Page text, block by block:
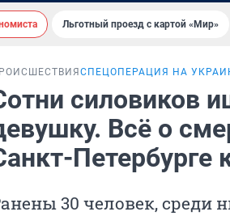
Льготный проезд с картой «Мир»
СПЕЦОПЕРАЦИЯ НА
силовиков
Всё о
Петербурге
30 человек, среди